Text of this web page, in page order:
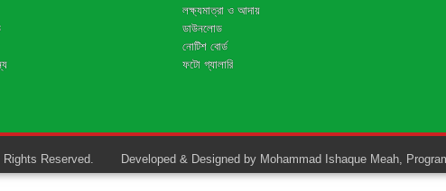
লক্ষ্যমাত্রা ও আদায়
ডাউনলোড
নোটিশ বোর্ড
ফটো গ্যালারি
Reserved. Developed & Designed by Mohammad Ishaque Meah,